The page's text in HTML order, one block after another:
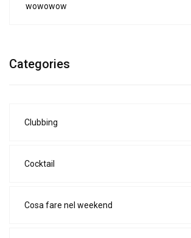
wowowow
Categories
Clubbing
Cocktail
Cosa fare nel weekend